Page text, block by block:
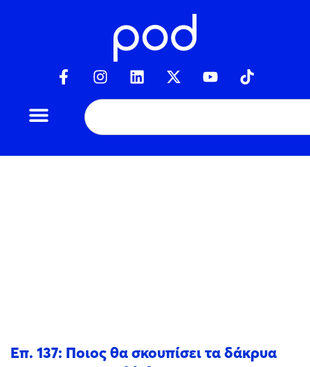
Επ. 137: Ποιος θα σκουπίσει τα δάκρυα